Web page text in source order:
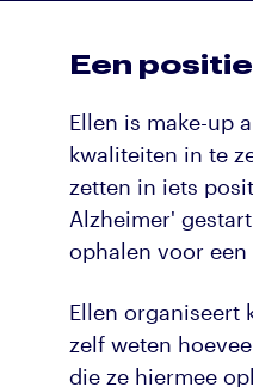
Een
Ellen is make-up
kwaliteiten in te
zetten in iets
Alzheimer'
ophalen voor
Ellen organiseert
zelf weten
die ze hiermee